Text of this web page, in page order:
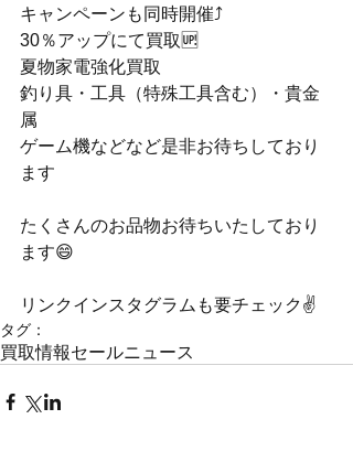
キャンペーンも同時開催⤴️
30％アップにて買取🆙
夏物家電強化買取
釣り具・工具（特殊工具含む）・貴金
属
ゲーム機などなど是非お待ちしており
ます
たくさんのお品物お待ちいたしており
ます😄
リンクインスタグラムも要チェック✌️
タグ：
買取情報セールニュース